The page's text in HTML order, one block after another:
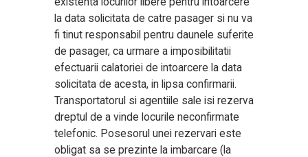
la data solicitata de catre pasager si nu va
fi tinut responsabil pentru daunele suferite
de pasager, ca urmare a imposibilitatii
efectuarii calatoriei de intoarcere la data
solicitata de acesta, in lipsa confirmarii.
Transportatorul si agentiile sale isi rezerva
dreptul de a vinde locurile neconfirmate
telefonic. Posesorul unei rezervari este
obligat sa se prezinte la imbarcare (la